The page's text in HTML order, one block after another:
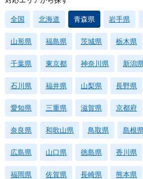
全国 北海道 青森県 岩手県
山形県 福島県 茨城県 栃木県
千葉県 東京都 神奈川県 新潟県
石川県 福井県 山梨県 長野県
愛知県 三重県 滋賀県 京都府
奈良県 和歌山県 鳥取県 島根県
広島県 山口県 徳島県 香川県
福岡県 佐賀県 長崎県 熊本県